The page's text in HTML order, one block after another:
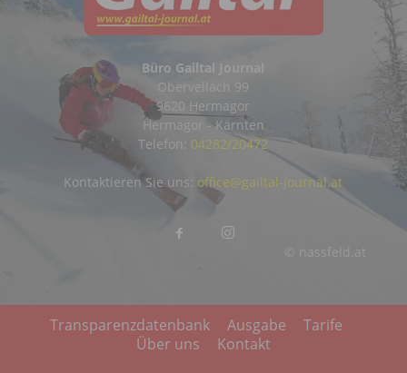
Büro Gailtal Journal
Obervellach 99
9620 Hermagor
Hermagor - Kärnten
Telefon: 04282/20472
© nassfeld.at
Kontaktieren Sie uns: office@gailtal-journal.at
Transparenzdatenbank Ausgabe
Tarife
Über uns
Kontakt